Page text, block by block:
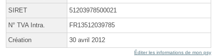
SIRET 51203978500021
N° TVA Intra. FR13512039785
Création 30 avril 2012
Éditer les informations de mon psy